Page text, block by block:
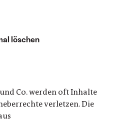
löschen
Co. werden oft Inhalte
verletzen. Die